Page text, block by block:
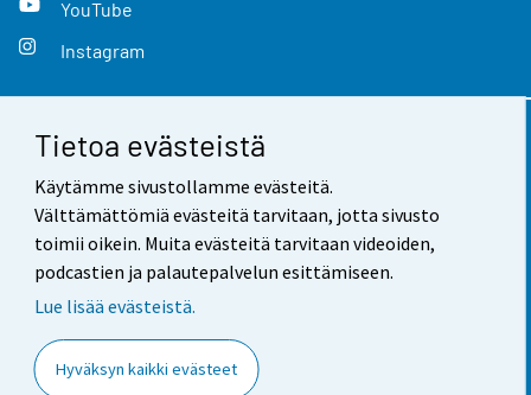
Tietoa evästeistä
Käytämme sivustollamme evästeitä.
Välttämättömiä evästeitä tarvitaan, jotta sivusto
toimii oikein. Muita evästeitä tarvitaan videoiden,
podcastien ja palautepalvelun esittämiseen.
Lue lisää evästeistä.
Hyväksyn kaikki evästeet
YouTube
Instagram
Yhteystiedot
Palaute
Käyttöehdot
Saavutettavuus
Tietoa sivustosta